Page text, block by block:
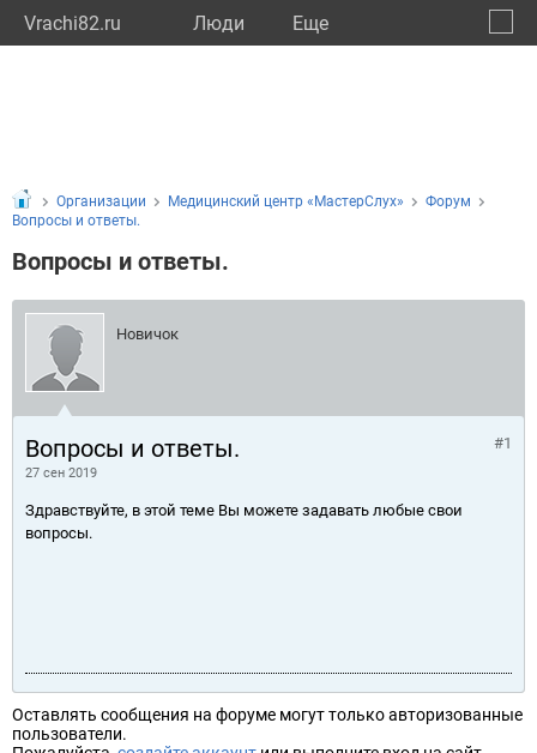
Vrachi82.ru Люди Eще
Организации Медицинский центр «МастерСлух»
Форум
Вопросы и ответы.
Вопросы и ответы.
Новичок
Вопросы и ответы.
27 сен 2019
#1
Здравствуйте, в этой теме Вы можете задавать любые свои
вопросы.
Оставлять сообщения на форуме могут только авторизованные
пользователи.